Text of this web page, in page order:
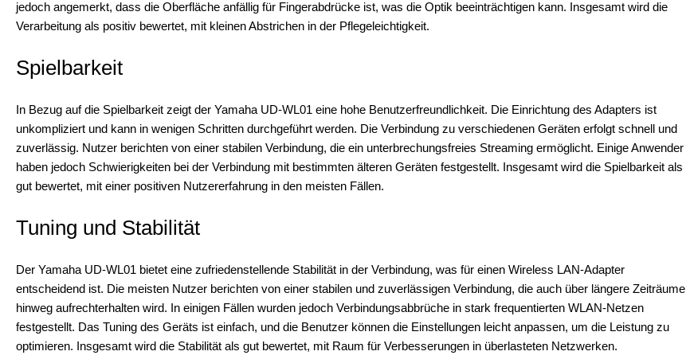
jedoch angemerkt, dass die Oberfläche anfällig für Fingerabdrücke ist, was die Optik beeinträchtigen kann. Insgesamt wird die
Verarbeitung als positiv bewertet, mit kleinen Abstrichen in der Pflegeleichtigkeit.
Spielbarkeit
In Bezug auf die Spielbarkeit zeigt der Yamaha UD-WL01 eine hohe Benutzerfreundlichkeit. Die Einrichtung des Adapters ist
unkompliziert und kann in wenigen Schritten durchgeführt werden. Die Verbindung zu verschiedenen Geräten erfolgt schnell und
zuverlässig. Nutzer berichten von einer stabilen Verbindung, die ein unterbrechungsfreies Streaming ermöglicht. Einige Anwender
haben jedoch Schwierigkeiten bei der Verbindung mit bestimmten älteren Geräten festgestellt. Insgesamt wird die Spielbarkeit als
gut bewertet, mit einer positiven Nutzererfahrung in den meisten Fällen.
Tuning und Stabilität
Der Yamaha UD-WL01 bietet eine zufriedenstellende Stabilität in der Verbindung, was für einen Wireless LAN-Adapter
entscheidend ist. Die meisten Nutzer berichten von einer stabilen und zuverlässigen Verbindung, die auch über längere Zeiträume
hinweg aufrechterhalten wird. In einigen Fällen wurden jedoch Verbindungsabbrüche in stark frequentierten WLAN-Netzen
festgestellt. Das Tuning des Geräts ist einfach, und die Benutzer können die Einstellungen leicht anpassen, um die Leistung zu
optimieren. Insgesamt wird die Stabilität als gut bewertet, mit Raum für Verbesserungen in überlasteten Netzwerken.